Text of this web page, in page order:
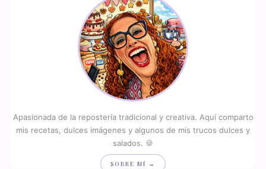
Apasionada de la repostería tradicional y creativa. Aquí comparto
mis recetas, dulces imágenes y algunos de mis trucos dulces y
salados. 🍪
SOBRE MÍ →